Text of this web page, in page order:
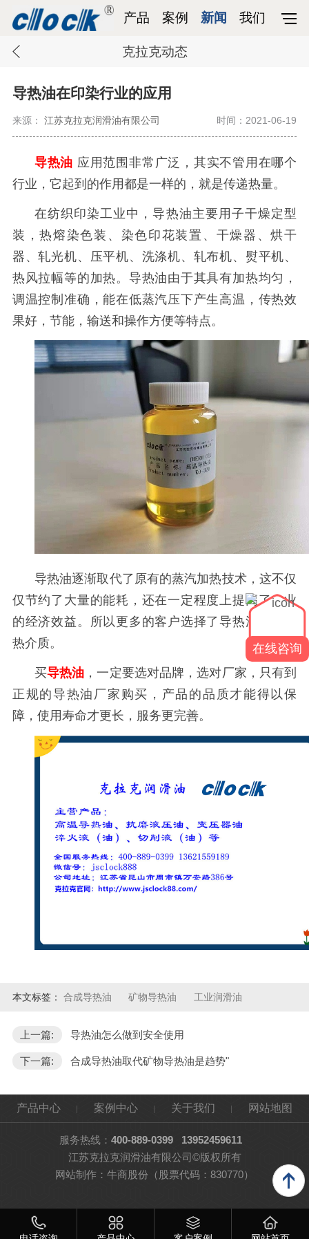
产品 案例 新闻 我们
克拉克动态
导热油在印染行业的应用
来源： 江苏克拉克润滑油有限公司 时间：2021-06-19
导热油 应用范围非常广泛，其实不管用在哪个
行业，它起到的作用都是一样的，就是传递热量。
在纺织印染工业中，导热油主要用子干燥定型
装，热熔染色装、染色印花装置、干燥器、烘干
器、轧光机、压平机、洗涤机、轧布机、熨平机、
热风拉幅等的加热。 导热油由于其具有加热均匀，
调温控制准确，能在低蒸汽压下产生 高温，传热效
果好，节能，输送和操作方便等特点 。
导热油逐渐取代了原有的蒸汽加热技术，这不仅
仅节约了大量的能耗，还在一定程度上提高了企业
的经济效益。所以更多的客户选择了导热油作为传
热介质。
买导热油 ，一定要选对品牌，选对厂家，只有到
正规的导热油厂家购买，产品的品质才能得以保
障，使用寿命才更长，服务更完善。
本文标签： 合成导热油 矿物导热油 工业润滑油
上一篇: 导热油怎么做到安全使用
下一篇: 合成导热油取代矿物导热油是趋势"
产品中心 案例中心 关于我们 网站地图
服务热线： 400-889-0399
13952459611
江苏克拉克润滑油有限公司©版权所有
网站制作： 牛商股份 （股票代码：830770）
在线咨询